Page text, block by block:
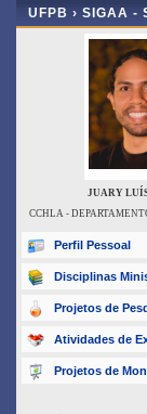
UFPB › SIGAA -
JUARY
CCHLA -
Perfil Pessoal
Disciplinas
Projetos de
Atividades de
Projetos de